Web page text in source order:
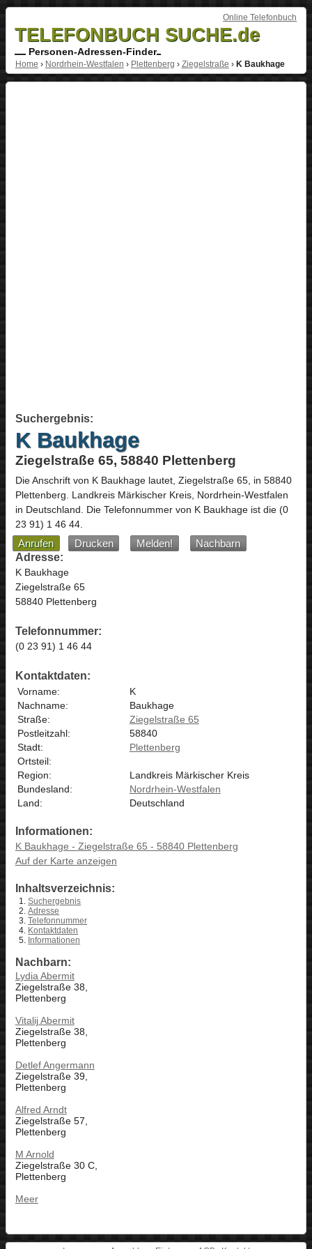
Online Telefonbuch
TELEFONBUCH SUCHE.de
Personen-Adressen-Finder
Home › Nordrhein-Westfalen › Plettenberg › Ziegelstraße › K Baukhage
Suchergebnis:
K Baukhage
Ziegelstraße 65, 58840 Plettenberg
Die Anschrift von K Baukhagelautet, Ziegelstraße 65, in 58840
Plettenberg. Landkreis Märkischer Kreis, Nordrhein-Westfalen
in Deutschland. Die Telefonnummer von K Baukhage ist die (0
23 91) 1 46 44.
Anrufen Drucken Melden!
Nachbarn
Adresse:
K Baukhage
Ziegelstraße 65
58840 Plettenberg
Telefonnummer:
(0 23 91) 1 46 44
Kontaktdaten:
Vorname:
K
Nachname:
Baukhage
Straße:
Ziegelstraße 65
Postleitzahl:
58840
Stadt:
Plettenberg
Ortsteil:
Region:
Landkreis Märkischer Kreis
Bundesland:
Nordrhein-Westfalen
Land:
Deutschland
Informationen:
K Baukhage - Ziegelstraße 65 - 58840 Plettenberg
Auf der Karte anzeigen
Inhaltsverzeichnis:
Suchergebnis
Adresse
Telefonnummer
Kontaktdaten
Informationen
Nachbarn:
Lydia Abermit
Ziegelstraße 38,
Plettenberg
Vitalij Abermit
Ziegelstraße 38,
Plettenberg
Detlef Angermann
Ziegelstraße 39,
Plettenberg
Alfred Arndt
Ziegelstraße 57,
Plettenberg
M Arnold
Ziegelstraße 30 C,
Plettenberg
Meer